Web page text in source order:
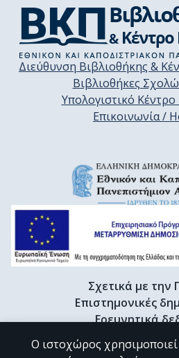
Διεύθυνση Βιβλιοθήκης &
Βιβλιοθήκες
Υπολογιστικό
Επικοινωνία /
Σχετικά με την
Επιστημονικές
Ερευνητικά
Διδακτορικές διατριβές &
Προφίλ
Ο ιστοχώρος